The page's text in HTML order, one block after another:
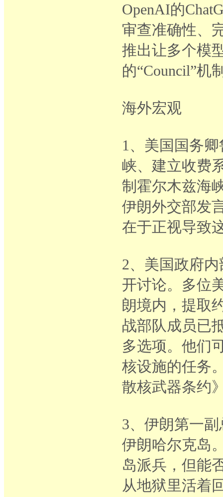
OpenAI的
审查准确性、
推出让多个模
的“Council”机
海外宏观
1、美国国务
峡、建立收费
制霍尔木兹海
伊朗外交部发
在于正视导致
2、美国政府
开讨论。多位
朗境内，提取
战部队成员已
多选项。他们
核设施的任务
散核武器条约
3、伊朗第一
伊朗哈尔克岛
岛派兵，但能
从地狱里活着